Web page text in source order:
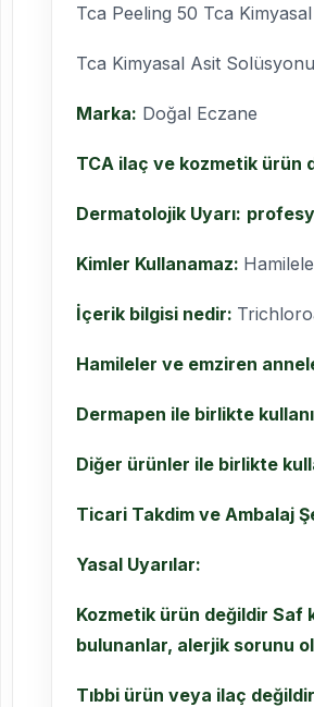
Tca Peeling 50 Tca
Tca Kimyasal Asit
Marka: Doğal Eczane
TCA ilaç ve kozmetik ürün
Dermatolojik Uyarı:
Kimler Kullanamaz:
İçerik bilgisi nedir:
Hamileler ve emziren
Dermapen ile birlikte
Diğer ürünler ile birlikte
Ticari Takdim ve Ambalaj
Yasal Uyarılar:
Kozmetik ürün değildir Saf
bulunanlar, alerjik sorunu
Tıbbi ürün veya ilaç